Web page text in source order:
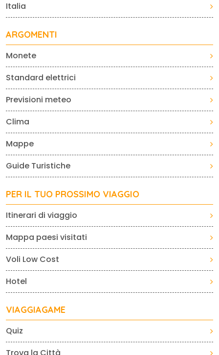
Italia
ARGOMENTI
Monete
Standard elettrici
Previsioni meteo
Clima
Mappe
Guide Turistiche
PER IL TUO PROSSIMO VIAGGIO
Itinerari di viaggio
Mappa paesi visitati
Voli Low Cost
Hotel
VIAGGIAGAME
Quiz